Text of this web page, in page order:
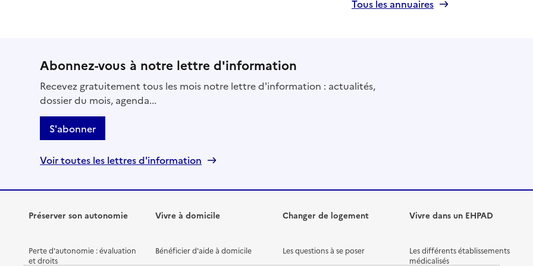
03 88 29 22 64
Site internet
Rapport HAS
Voir les prix et prestations
Mis à jour le : 11/06/2025
11 rue de la Toussaint
03 88 21 75 75
Tous les annuaires
Abonnez-vous à notre lettre d'information
Recevez gratuitement tous les mois notre lettre d'information : actualités,
dossier du mois, agenda...
S'abonner
Voir toutes les lettres d'information
Préserver son autonomie
Perte d'autonomie : évaluation
et droits
Vivre à domicile
Bénéficier d'aide à domicile
Changer de logement
Les questions à se poser
Vivre dans un EHPAD
Les différents établissements
médicalisés